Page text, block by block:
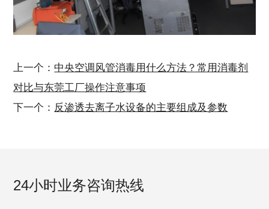
上一个： 中央空调风管消毒用什么方法？常用消毒剂
对比与东莞工厂操作注意事项
下一个： 反渗透去离子水设备的主要组成及参数
24小时业务咨询热线